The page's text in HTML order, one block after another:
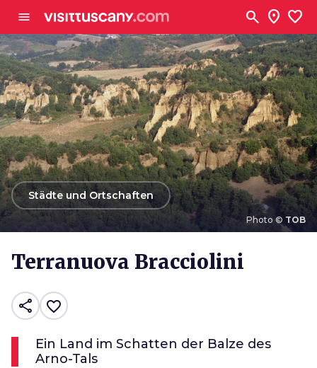
menu search location_on favorite
Photo © TOB
arrow_backStädte und Ortschaften
Terranuova Bracciolini
share favorite_border
Ein Land im Schatten der Balze des
Arno-Tals